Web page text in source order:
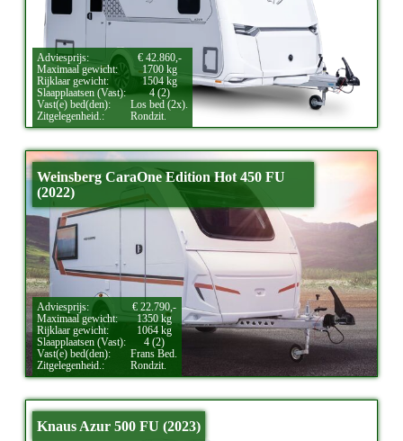
Adviesprijs:
€ 42.860,-
Maximaal gewicht:
1700 kg
Rijklaar gewicht:
1504 kg
Slaapplaatsen (Vast):
4 (2)
Vast(e) bed(den):
Los bed (2x).
Zitgelegenheid.:
Rondzit.
Weinsberg CaraOne Edition Hot 450 FU
(2022)
Adviesprijs:
€ 22.790,-
Maximaal gewicht:
1350 kg
Rijklaar gewicht:
1064 kg
Slaapplaatsen (Vast):
4 (2)
Vast(e) bed(den):
Frans Bed.
Zitgelegenheid.:
Rondzit.
Knaus Azur 500 FU (2023)